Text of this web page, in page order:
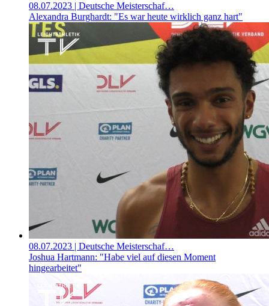
08.07.2023 | Deutsche Meisterschaf…
Alexandra Burghardt: "Es war heute wirklich ganz hart"
08.07.2023 | Deutsche Meisterschaf…
Joshua Hartmann: "Habe viel auf diesen Moment
hingearbeitet"